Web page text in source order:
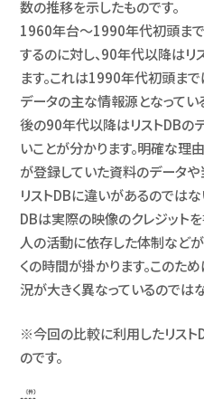
数の推移を示したものです。
1960年台〜1990年代初頭ま
するのに対し、90年代以降は
ます。これは1990年代初頭ま
データの主な情報源となってい
後の90年代以降はリストDBの
いことが分かります。明確な理
が登録していた資料のデータ
リストDBに違いがあるのではな
DBは実際の映像のクレジット
人の活動に依存した体制など
くの時間が掛かります。このた
況が大きく異なっているのでは
※今回の比較に利用したリス
のです。